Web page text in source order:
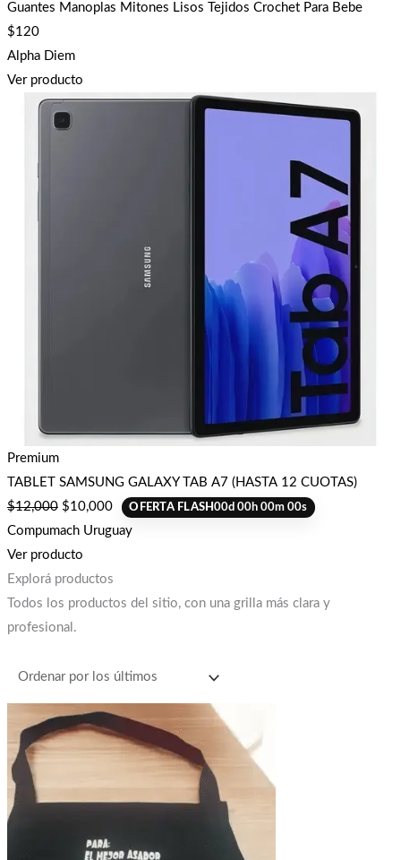
Guantes Manoplas Mitones Lisos Tejidos Crochet Para Bebe
$120
Alpha Diem
Ver producto
Premium
TABLET SAMSUNG GALAXY TAB A7 (HASTA 12 CUOTAS)
$12,000 $10,000 OFERTA FLASH00d00h00m00s
Compumach Uruguay
Ver producto
Explorá productos
Todos los productos del sitio, con una grilla más clara y
profesional.